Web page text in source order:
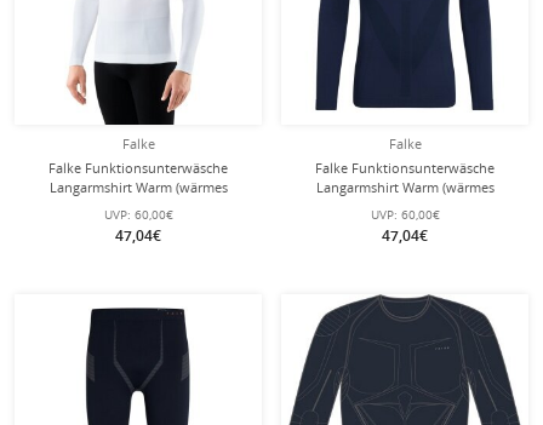
Falke
Falke Funktionsunterwäsche
Langarmshirt Warm (wärmes
Material, perfekte Feuchtigkeits)
weiss Herren
UVP: 60,00€
47,04€
Falke
Falke Funktionsunterwäsche
Langarmshirt Warm (wärmes
Material, perfekte Feuchtigkeits)
spaceblau Herren
UVP: 60,00€
47,04€